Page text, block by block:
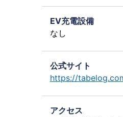
EV充電設備
なし
公式サイト
https://
アクセス